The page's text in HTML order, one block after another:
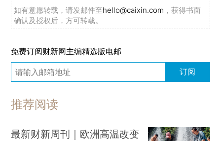
如有意愿转载，请发邮件至hello@caixin.com ，获得书面
确认及授权后，方可转载。
免费订阅财新网主编精选版电邮
订阅
推荐阅读
最新财新周刊｜欧洲高温改变